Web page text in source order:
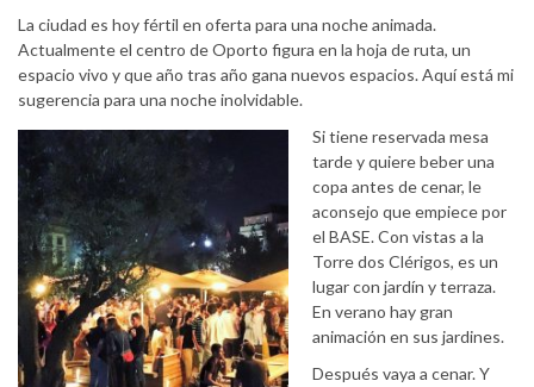
La ciudad es hoy fértil en oferta para una noche animada.
Actualmente el centro de Oporto figura en la hoja de ruta, un
espacio vivo y que año tras año gana nuevos espacios. Aquí está mi
sugerencia para una noche inolvidable.
Si tiene reservada mesa
tarde y quiere beber una
copa antes de cenar, le
aconsejo que empiece por
el BASE. Con vistas a la
Torre dos Clérigos, es un
lugar con jardín y terraza.
En verano hay gran
animación en sus jardines.
Después vaya a cenar. Y